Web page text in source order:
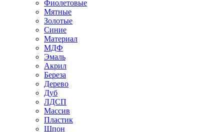
Фиолетовые
Мятные
Золотые
Синие
Материал
МДФ
Эмаль
Акрил
Береза
Дерево
Дуб
ЛДСП
Массив
Пластик
Шпон